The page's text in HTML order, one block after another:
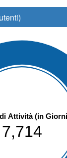
Attività (in
7,714